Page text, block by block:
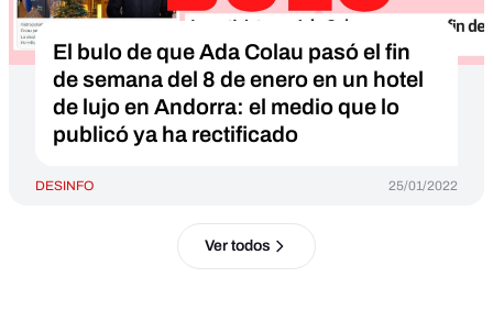
El bulo de que Ada Colau pasó el fin
de semana del 8 de enero en un hotel
de lujo en Andorra: el medio que lo
publicó ya ha rectificado
DESINFO 25/01/2022
Ver todos